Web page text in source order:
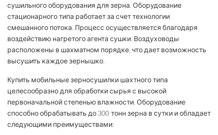
сушильного оборудования для зерна. Оборудование
стационарного типа работает за счет технологии
смешанного потока. Процесс осуществляется благодаря
воздействию нагретого агента сушки. Воздуховоды
расположены в шахматном порядке, что дает возможность
высушить каждое зернышко.
Купить мобильные зерносушилки шахтного типа
целесообразно для обработки сырья с высокой
первоначальной степенью влажности. Оборудование
способно обрабатывать до 300 тонн зерна в сутки и обладает
следующими преимуществами: